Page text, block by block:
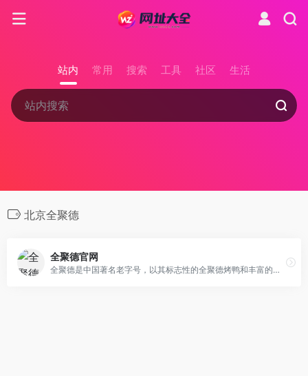
站内 常用 搜索 工具 社区 生活
北京全聚德
全聚德官网
全聚德是中国著名老字号，以其标志性的全聚德烤鸭和丰富的菜系享誉海内外，被认定为我国第一例服务类中国驰名商标。